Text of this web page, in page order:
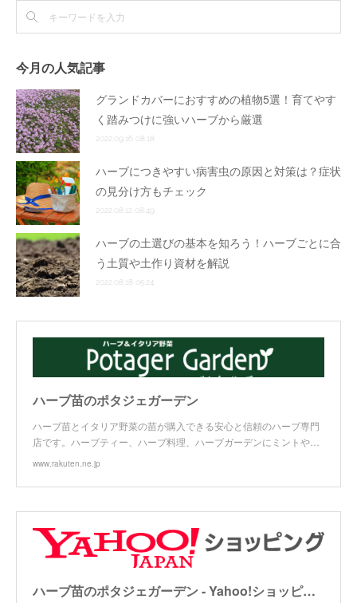
今月の人気記事
グランドカバーにおすすめの植物5選！育てやす
く踏みつけに強いハーブから厳選
2022.09.16 08:18
ハーブにつきやすい病害虫の原因と対策は？症状
の見分け方もチェック
2022.08.12 08:49
ハーブの土選びの基本を知ろう！ハーブごとに合
う土質や土作り資材を解説
2022.08.18 05:24
ハーブ苗のポタジェガーデン
ハーブ苗とイタリア野菜の苗が購入できる安心と信頼のハーブ専門
店です。ハーブティー、ハーブ料理、ハーブガーデンにミントや…
www.rakuten.ne.jp
ハーブ苗のポタジェガーデン - Yahoo!ショッピング